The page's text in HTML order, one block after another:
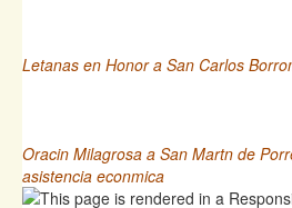
Letanas en Honor a San Carlos
Oracin Milagrosa a San Martn de
asistencia econmica